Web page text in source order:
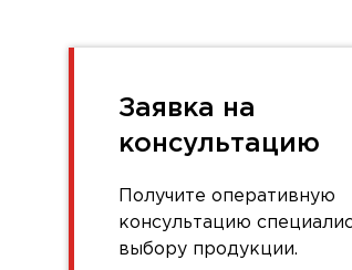
Заявка на
консультацию
Получите оперативную
консультацию
выбору продукции.